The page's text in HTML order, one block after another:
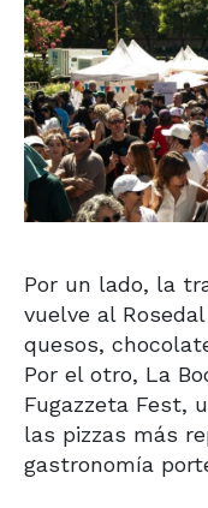
Por un lado, la
vuelve al
quesos,
Por el otro, La
Fugazzeta Fest,
las pizzas más
gastronomía